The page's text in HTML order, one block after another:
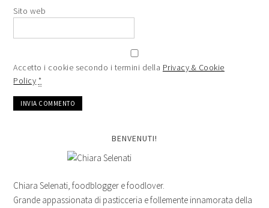
Sito web
Accetto i cookie secondo i termini della Privacy & Cookie
Policy *
BENVENUTI!
Chiara Selenati, foodblogger e foodlover.
Grande appassionata di pasticceria e follemente innamorata della